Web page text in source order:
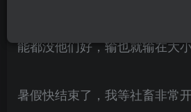
差。在通道和材料上面，比他
能都没他们好，输也就输在大
暑假快结束了，我等社畜非常